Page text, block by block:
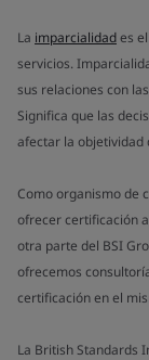
La imparcialidades
servicios.
sus relaciones con
Significa que las
afectar la objetividad
Como organismo de
ofrecer certificación
otra parte del BSI
ofrecemos
certificación en el
La British Standards